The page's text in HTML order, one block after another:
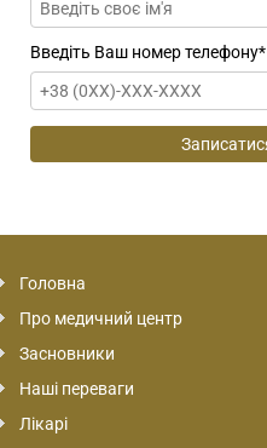
Введіть Ваш номер телефону*
Головна
Про медичний центр
Засновники
Наші переваги
Лікарі